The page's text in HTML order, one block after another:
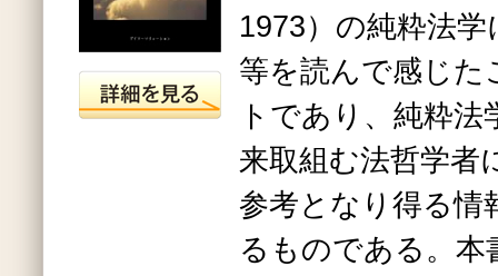
1973）の純粋法
等を読んで感じた
トであり、純粋
来取組む法哲学者
参考となり得る情
るものである。本